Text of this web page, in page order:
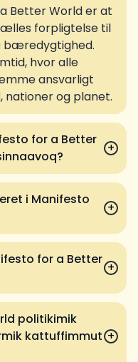
Better World er at
forpligtelse til
bæredygtighed.
hvor alle
ansvarligt
nationer og planet.
for a Better
+
i Manifesto
+
for a Better
+
politikimik
kattuffimmut +